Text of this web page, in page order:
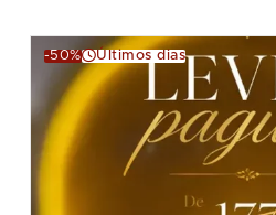
-50% Últimos dias